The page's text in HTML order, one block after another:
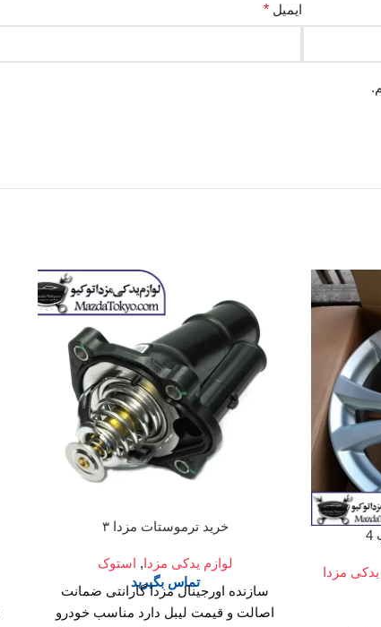
ایمیل *
یدکی مزدا
خرید ترموستات مزدا ۳
لوازم یدکی مزدا , استوک
تماس بگیرید
سازنده اورجینال مزدا گارانتی ضمانت
اصالت و قیمت لیبل دارد مناسب خودرو